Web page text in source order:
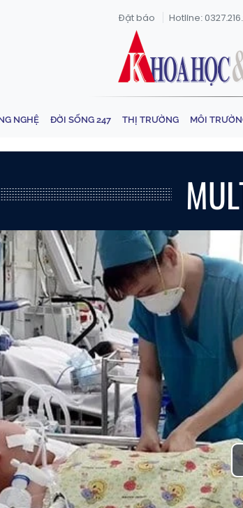
Đặt báo Hotline:
NGHỆ ĐỜI SỐNG 247 THỊ TRƯỜNG MÔI